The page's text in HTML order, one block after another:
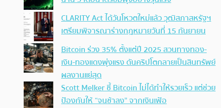
CLARITY Act ได้วันโหวตใหม่แล้ว วุฒิสภาสหรัฐฯ
เตรียมพิจารณาร่างกฎหมายวันที่ 15 กันยายน
Bitcoin ร่วง 35% ตั้งแต่ปี 2025 สวนทางทอง-
เงิน-ทองแดงพุ่งแรง ดันคริปโตกลายเป็นสินทรัพย์
ผลงานแย่สุด
Scott Melker ชี้ Bitcoin ไม่ได้ทำให้รวยเร็ว แต่ช่วย
ป้องกันให้ “จนช้าลง” จากเงินเฟ้อ